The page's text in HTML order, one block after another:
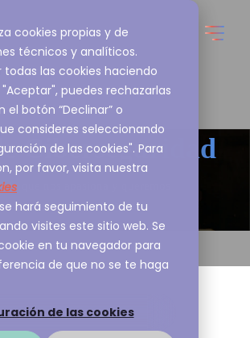
cookies propias y de
técnicos y analíticos.
las cookies haciendo
puedes rechazarlas
el botón “Declinar” o
consideres seleccionando
de las cookies". Para
por favor, visita nuestra
hará seguimiento de tu
visites este sitio web. Se
en tu navegador para
de que no se te haga
de las cookies
Ciberseguridad
lo que nos apasiona y queremos
compartirlo contigo